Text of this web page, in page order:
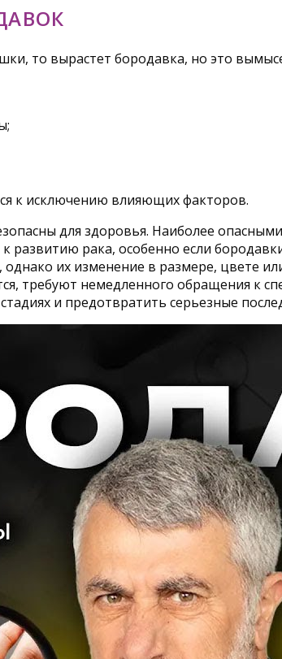
то вырастет бородавка, но это
к исключению влияющих факторов.
для здоровья. Наиболее
рака, особенно если
однако их изменение в размере, цвете
требуют немедленного обращения к
и предотвратить серьезные